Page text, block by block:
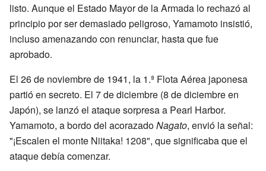
listo. Aunque el Estado Mayor de la Armada lo rechazó al
principio por ser demasiado peligroso, Yamamoto insistió,
incluso amenazando con renunciar, hasta que fue
aprobado.
El 26 de noviembre de 1941, la 1.ª Flota Aérea japonesa
partió en secreto. El 7 de diciembre (8 de diciembre en
Japón), se lanzó el ataque sorpresa a Pearl Harbor.
Yamamoto, a bordo del acorazadoNagato, envió la señal:
"¡Escalen el monte Niitaka! 1208", que significaba que el
ataque debía comenzar.